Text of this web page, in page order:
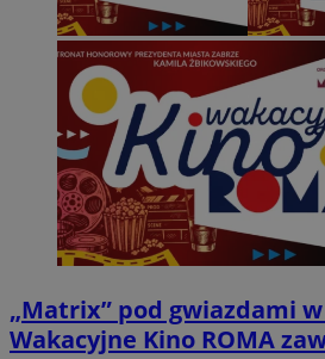
„Matrix” pod gwiazdami
Wakacyjne Kino ROMA